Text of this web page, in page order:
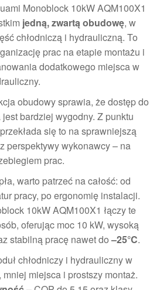
Monoblock 10kW AQM100X1
jedną, zwartą obudowę, w
chłodniczą i hydrauliczną. To
prac na etapie montażu i
dodatkowego miejsca w
obudowy sprawia, że dostęp do
bardziej wygodny. Z punktu
się to na sprawniejszą
perspektywy wykonawcy – na
prac.
warto patrzeć na całość: od
pracy, po ergonomię instalacji.
10kW AQM100X1 łączy te
oferując moc 10 kW, wysoką
stabilną pracę nawet do –25°C.
chłodniczy i hydrauliczny w
miejsca i prostszy montaż.